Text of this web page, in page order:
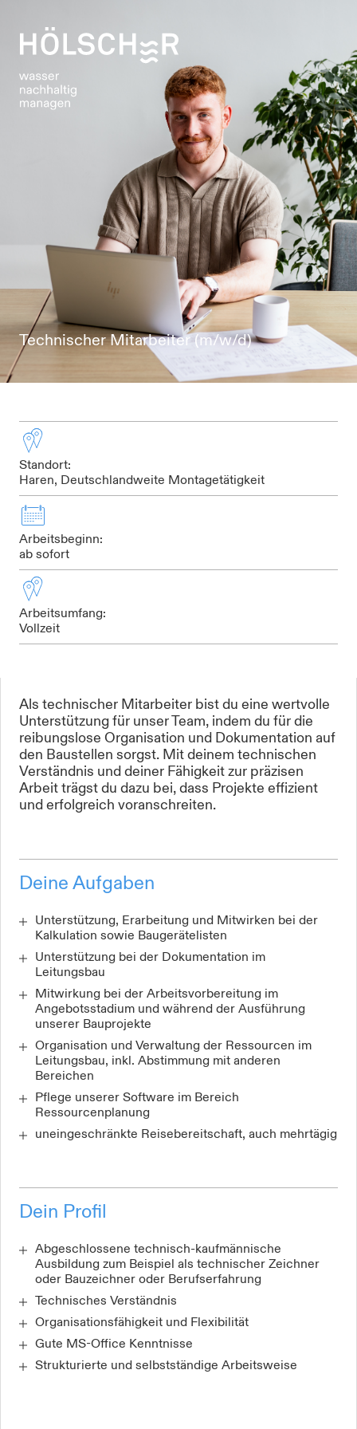
Technischer Mitarbeiter (m/w/d)
Standort:
Haren, Deutschlandweite Montagetätigkeit
Arbeitsbeginn:
ab sofort
Arbeitsumfang:
Vollzeit
Als technischer Mitarbeiter bist du eine wertvolle
Unterstützung für unser Team, indem du für die
reibungslose Organisation und Dokumentation auf
den Baustellen sorgst. Mit deinem technischen
Verständnis und deiner Fähigkeit zur präzisen
Arbeit trägst du dazu bei, dass Projekte effizient
und erfolgreich voranschreiten.
Deine Aufgaben
Unterstützung, Erarbeitung und Mitwirken bei der
Kalkulation sowie Baugerätelisten
Unterstützung bei der Dokumentation im
Leitungsbau
Mitwirkung bei der Arbeitsvorbereitung im
Angebotsstadium und während der Ausführung
unserer Bauprojekte
Organisation und Verwaltung der Ressourcen im
Leitungsbau, inkl. Abstimmung mit anderen
Bereichen
Pflege unserer Software im Bereich
Ressourcenplanung
uneingeschränkte Reisebereitschaft, auch mehrtägig
Dein Profil
Abgeschlossene technisch-kaufmännische
Ausbildung zum Beispiel als technischer Zeichner
oder Bauzeichner oder Berufserfahrung
Technisches Verständnis
Organisationsfähigkeit und Flexibilität
Gute MS-Office Kenntnisse
Strukturierte und selbstständige Arbeitsweise